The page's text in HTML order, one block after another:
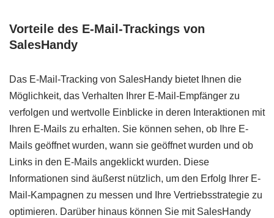
Vorteile des E-Mail-Trackings von
SalesHandy
Das E-Mail-Tracking von SalesHandy bietet Ihnen die
Möglichkeit, das Verhalten Ihrer E-Mail-Empfänger zu
verfolgen und wertvolle Einblicke in deren Interaktionen mit
Ihren E-Mails zu erhalten. Sie können sehen, ob Ihre E-
Mails geöffnet wurden, wann sie geöffnet wurden und ob
Links in den E-Mails angeklickt wurden. Diese
Informationen sind äußerst nützlich, um den Erfolg Ihrer E-
Mail-Kampagnen zu messen und Ihre Vertriebsstrategie zu
optimieren. Darüber hinaus können Sie mit SalesHandy